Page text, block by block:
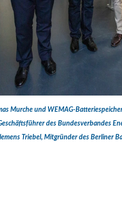
Murche und WEMAG-
des Bundesverbandes
Triebel, Mitgründer des Berliner